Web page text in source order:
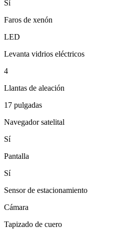
Sí
Faros de xenón
LED
Levanta vidrios eléctricos
4
Llantas de aleación
17 pulgadas
Navegador satelital
Sí
Pantalla
Sí
Sensor de estacionamiento
Cámara
Tapizado de cuero